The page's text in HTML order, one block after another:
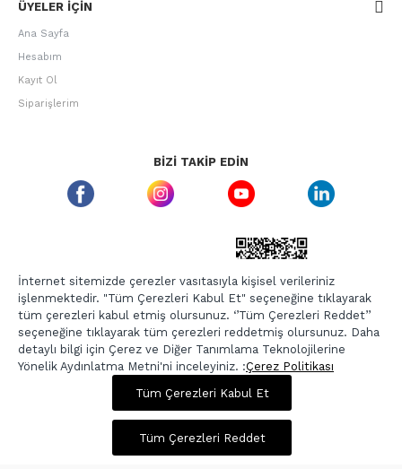
950,00 TL 3.799,00 TL
Sepette %20 İndirim
ÜYELER IÇIN
Ana Sayfa
Hesabım
Kayıt Ol
Siparişlerim
BIZI TAKIP EDIN
ETBIS GÜVEN DAMGASI
Copyright © 2026, Berr-In.com, Tüm Hakları Saklıdır.
Tüm Çerezleri Kabul Et
İnternet sitemizde çerezler vasıtasıyla kişisel verileriniz
işlenmektedir. "Tüm Çerezleri Kabul Et" seçeneğine tıklayarak
tüm çerezleri kabul etmiş olursunuz. ‘’Tüm Çerezleri Reddet’’
seçeneğine tıklayarak tüm çerezleri reddetmiş olursunuz. Daha
detaylı bilgi için Çerez ve Diğer Tanımlama Teknolojilerine
Yönelik Aydınlatma Metni'ni inceleyiniz. :Çerez Politikası
Tüm Çerezleri Reddet